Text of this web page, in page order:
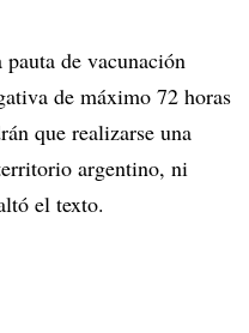
de vacunación
de máximo 72 horas
que realizarse una
argentino, ni
el texto.